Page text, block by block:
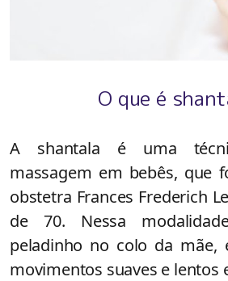
O que é
A shantala é uma
massagem em bebês, que
obstetra Frances Frederich
de 70. Nessa
peladinho no colo da mãe,
movimentos suaves e lentos